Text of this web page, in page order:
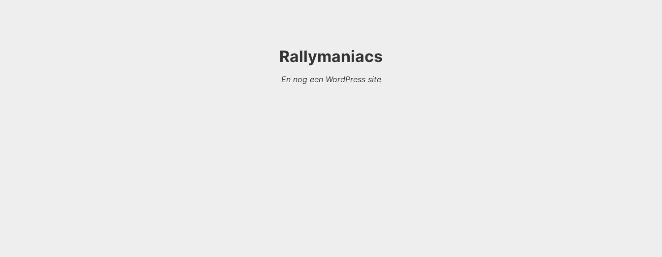
Rallymaniacs
En nog een WordPress site